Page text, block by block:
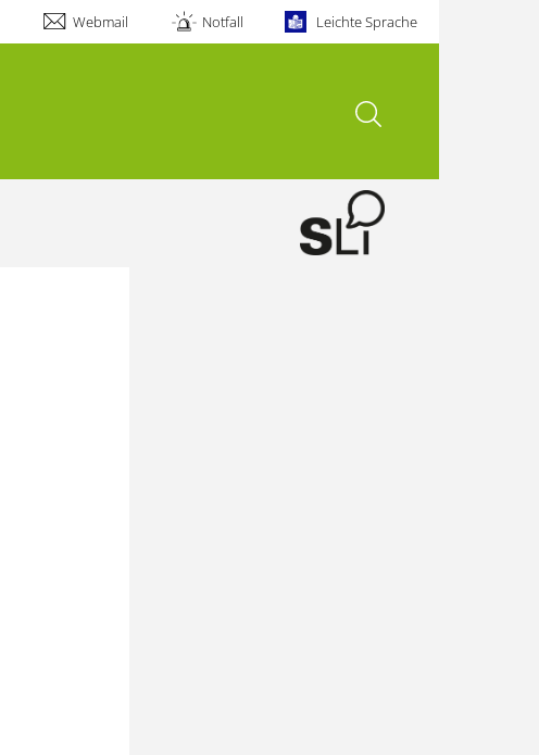
Webmail Notfall Leichte Sprache
Suche öffnen